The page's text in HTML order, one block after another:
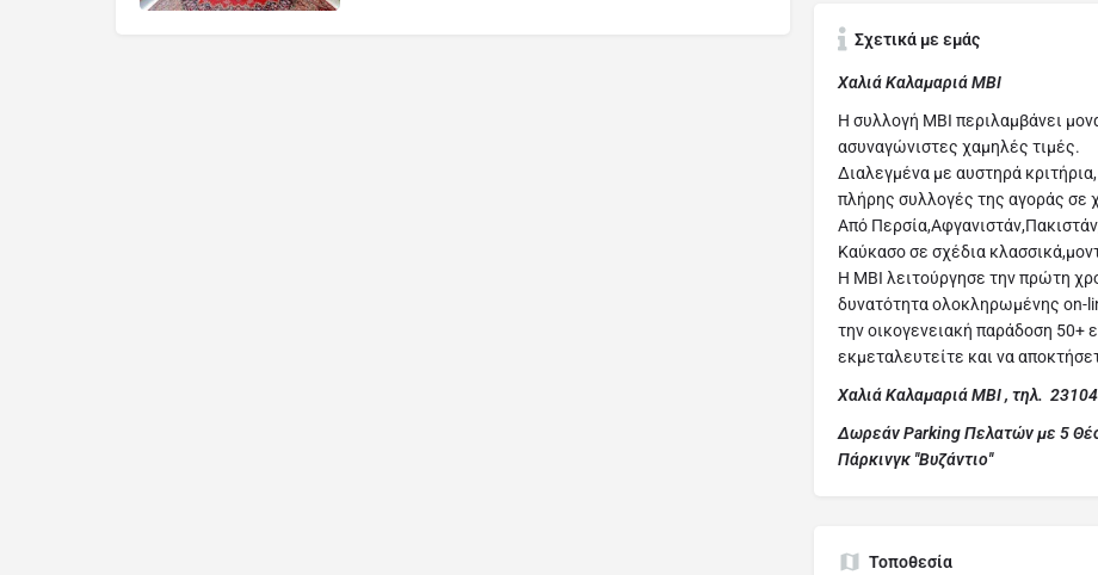
Σχετικά με εμάς
Χαλιά Καλαμαριά ΜΒΙ
Η συλλογή ΜΒΙ περιλαμβάνει
ασυναγώνιστες χαμηλές τιμές.
Διαλεγμένα με αυστηρά
πλήρης συλλογές της αγοράς
Από
Καύκασο σε σχέδια
Η ΜΒΙ λειτούργησε την πρώτη
δυνατότητα ολοκληρωμένης on-
την οικογενειακή παράδοση 50+
εκμεταλευτείτε και να
Χαλιά Καλαμαριά ΜΒΙ , τηλ.
Δωρεάν Parking Πελατών με 5
Πάρκινγκ ''Βυζάντιο''
Τοποθεσία